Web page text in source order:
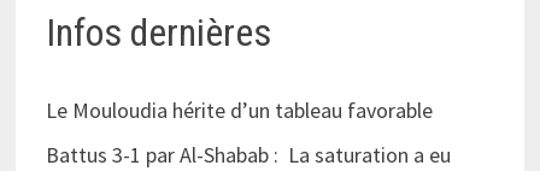
Infos dernières
Le Mouloudia hérite d’un tableau favorable
Battus 3-1 par Al-Shabab : La saturation a eu